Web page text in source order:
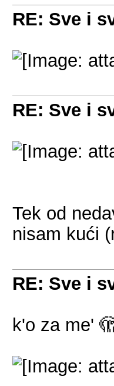
RE: Sve i
RE: Sve i
Tek od
nisam kući
RE: Sve i
k'o za me'